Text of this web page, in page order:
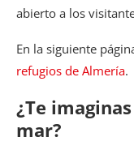
abierto a los
En la siguiente
refugios de Almería.
¿Te
mar?